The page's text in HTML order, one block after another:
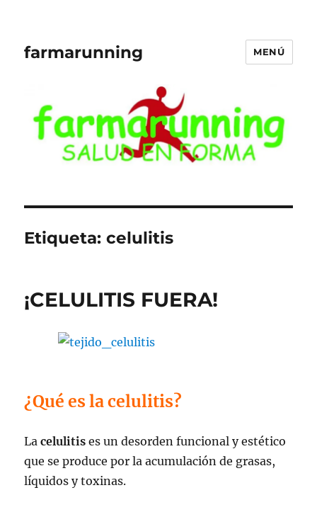
farmarunning MENÚ
Etiqueta:celulitis
¡CELULITIS FUERA!
¿Qué es la celulitis?
Lacelulitis es un desorden funcional y estético
que se produce por la acumulación de grasas,
líquidos y toxinas.